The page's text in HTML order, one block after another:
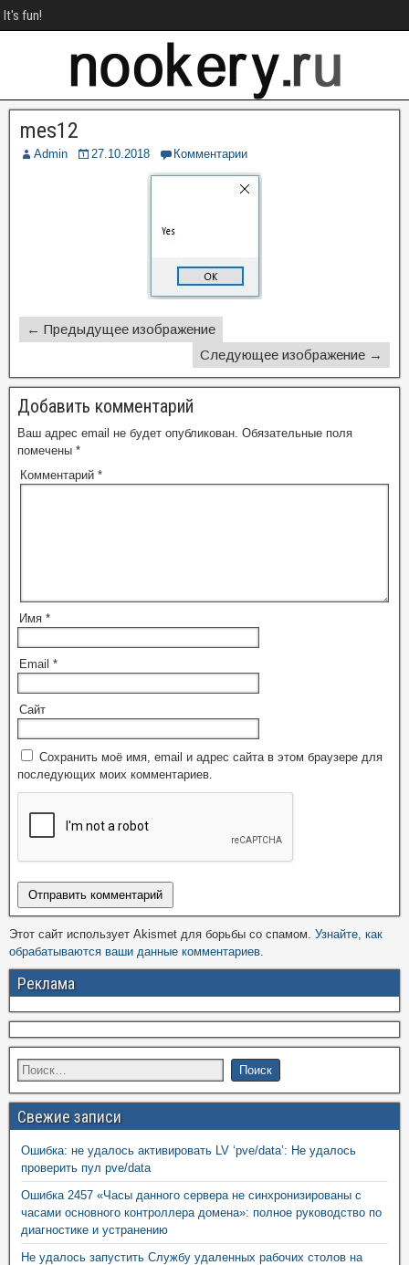
It's fun!
mes12
Admin 27.10.2018 Комментарии
← Предыдущее изображение
Следующее изображение →
Добавить комментарий
Ваш адрес email не будет опубликован. Обязательные поля
помечены *
Комментарий *
Имя *
Email *
Сайт
Сохранить моё имя, email и адрес сайта в этом браузере для
последующих моих комментариев.
Этот сайт использует Akismet для борьбы со спамом. Узнайте, как
обрабатываются ваши данные комментариев.
Реклама
Свежие записи
Ошибка: не удалось активировать LV ‘pve/data’: Не удалось
проверить пул pve/data
Ошибка 2457 «Часы данного сервера не синхронизированы с
часами основного контроллера домена»: полное руководство по
диагностике и устранению
Не удалось запустить Службу удаленных рабочих столов на